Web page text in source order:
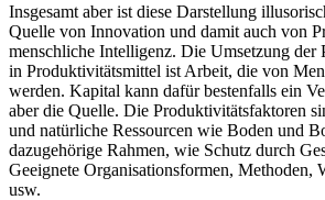
Insgesamt aber ist diese Darstellung
Quelle von Innovation und damit auch von
menschliche Intelligenz. Die Umsetzung der
in Produktivitätsmittel ist Arbeit, die von
werden. Kapital kann dafür bestenfalls ein
aber die Quelle. Die Produktivitätsfaktoren
und natürliche Ressourcen wie Boden und
dazugehörige Rahmen, wie Schutz durch
Geeignete Organisationsformen, Methoden,
usw.